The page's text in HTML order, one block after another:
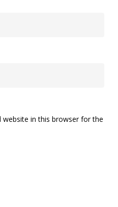
website in this browser for the